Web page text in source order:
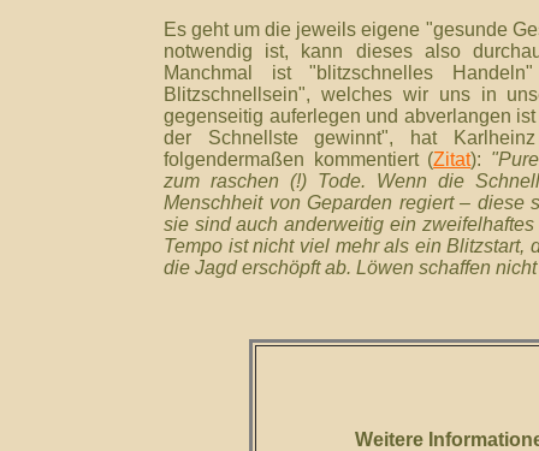
Es geht um die jeweils eigene "gesunde
notwendig ist, kann dieses also
Manchmal ist "blitzschnelles
Blitzschnellsein", welches wir uns in
gegenseitig auferlegen und abverlangen
der Schnellste gewinnt", hat
folgendermaßen kommentiert (Zitat):
zum raschen (!) Tode. Wenn die
Menschheit von Geparden regiert – diese
sie sind auch anderweitig ein
Tempo ist nicht viel mehr als ein Blitzstart,
die Jagd erschöpft ab. Löwen schaffen
Weitere